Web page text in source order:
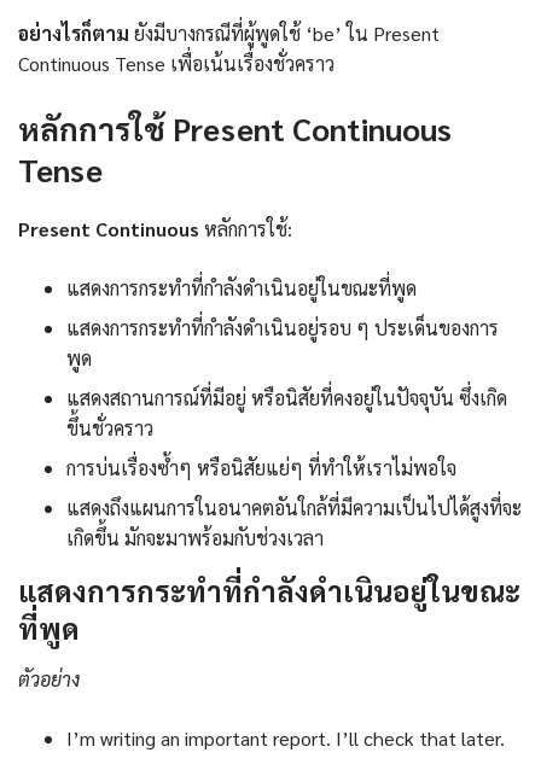
อย่างไรก็ตาม ยังมีบางกรณีที่ผู้พูดใช้ ‘be’ ใน Present
Continuous Tense เพื่อเน้นเรื่องชั่วคราว
หลักการใช้ Present Continuous
Tense
Present Continuous หลักการใช้:
แสดงการกระทำที่กำลังดำเนินอยู่ในขณะที่พูด
แสดงการกระทำที่กำลังดำเนินอยู่รอบ ๆ ประเด็นของการ
พูด
แสดงสถานการณ์ที่มีอยู่ หรือนิสัยที่คงอยู่ในปัจจุบัน ซึ่งเกิด
ขึ้นชั่วคราว
การบ่นเรื่องซ้ำๆ หรือนิสัยแย่ๆ ที่ทำให้เราไม่พอใจ
แสดงถึงแผนการในอนาคตอันใกล้ที่มีความเป็นไปได้สูงที่จะ
เกิดขึ้น มักจะมาพร้อมกับช่วงเวลา
แสดงการกระทำที่กำลังดำเนินอยู่ในขณะ
ที่พูด
ตัวอย่าง
I’m writing an important report. I’ll check that later.